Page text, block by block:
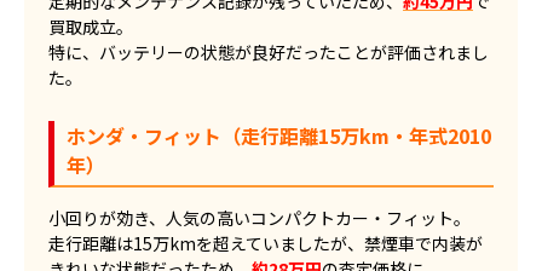
買取成立。
特に、バッテリーの状態が良好だったことが評価されまし
た。
ホンダ・フィット（走行距離15万km・年式2010
年）
小回りが効き、人気の高いコンパクトカー・フィット。
走行距離は15万kmを超えていましたが、禁煙車で内装が